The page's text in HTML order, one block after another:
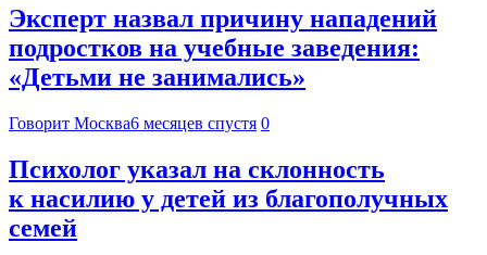
Эксперт назвал причину нападений
подростков на учебные заведения:
«Детьми не занимались»
Говорит Москва6 месяцев спустя 0
Психолог указал на склонность
к насилию у детей из благополучных
семей